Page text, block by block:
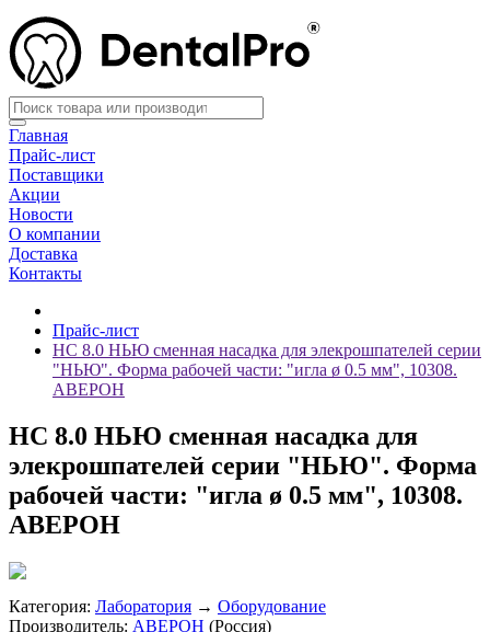
Главная
Прайс-лист
Поставщики
Акции
Новости
О компании
Доставка
Контакты
Прайс-лист
НС 8.0 НЬЮ сменная насадка для элекрошпателей серии
"НЬЮ". Форма рабочей части: "игла ø 0.5 мм", 10308.
АВЕРОН
НС 8.0 НЬЮ сменная насадка для
элекрошпателей серии "НЬЮ". Форма
рабочей части: "игла ø 0.5 мм", 10308.
АВЕРОН
Категория: Лаборатория → Оборудование
Производитель: АВЕРОН (Россия)